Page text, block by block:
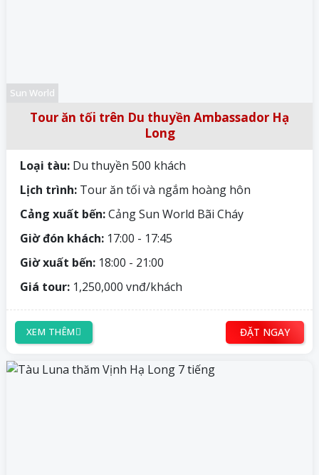
Sun World
Tour ăn tối trên Du thuyền Ambassador Hạ
Long
Loại tàu: Du thuyền 500 khách
Lịch trình: Tour ăn tối và ngắm hoàng hôn
Cảng xuất bến:Cảng Sun World Bãi Cháy
Giờ đón khách: 17:00 - 17:45
Giờ xuất bến: 18:00 - 21:00
Giá tour: 1,250,000 vnđ/khách
XEM THÊM ĐẶT NGAY